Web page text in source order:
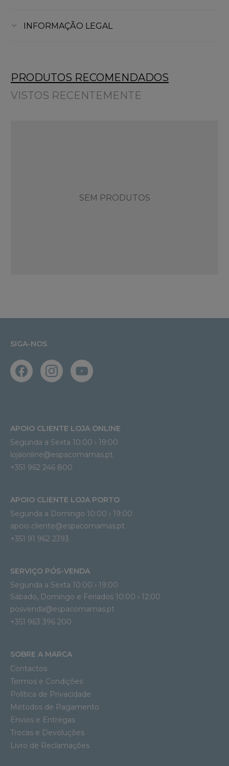
INFORMAÇÃO LEGAL
PRODUTOS RECOMENDADOS
VISTOS RECENTEMENTE
SEM PRODUTOS
SIGA-NOS
APOIO CLIENTE LOJA ONLINE
Segunda a Sexta 10:00 › 19:00
lojaonline@espacomamas.pt
+351 962 246 800
APOIO CLIENTE LOJA PORTO
Segunda a Domingo 10:00 › 19:00
apoio.cliente@espacomamas.pt
+351 91 962 2393
SERVIÇO PÓS-VENDA
Segunda a Sexta 10:00 › 19:00
Sábado, Domingo e Feriados 10:00 › 12:00
posvenda@espacomamas.pt
+351 963 396 200
SOBRE A MARCA
Contactos
Termos e Condições
Política de Privacidade
Métodos de Pagamento
Envios e Entregas
Trocas e Devoluções
Livro de Reclamações